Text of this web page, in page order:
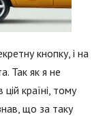
кнопку, і на
Так як я не
країні, тому
що за таку